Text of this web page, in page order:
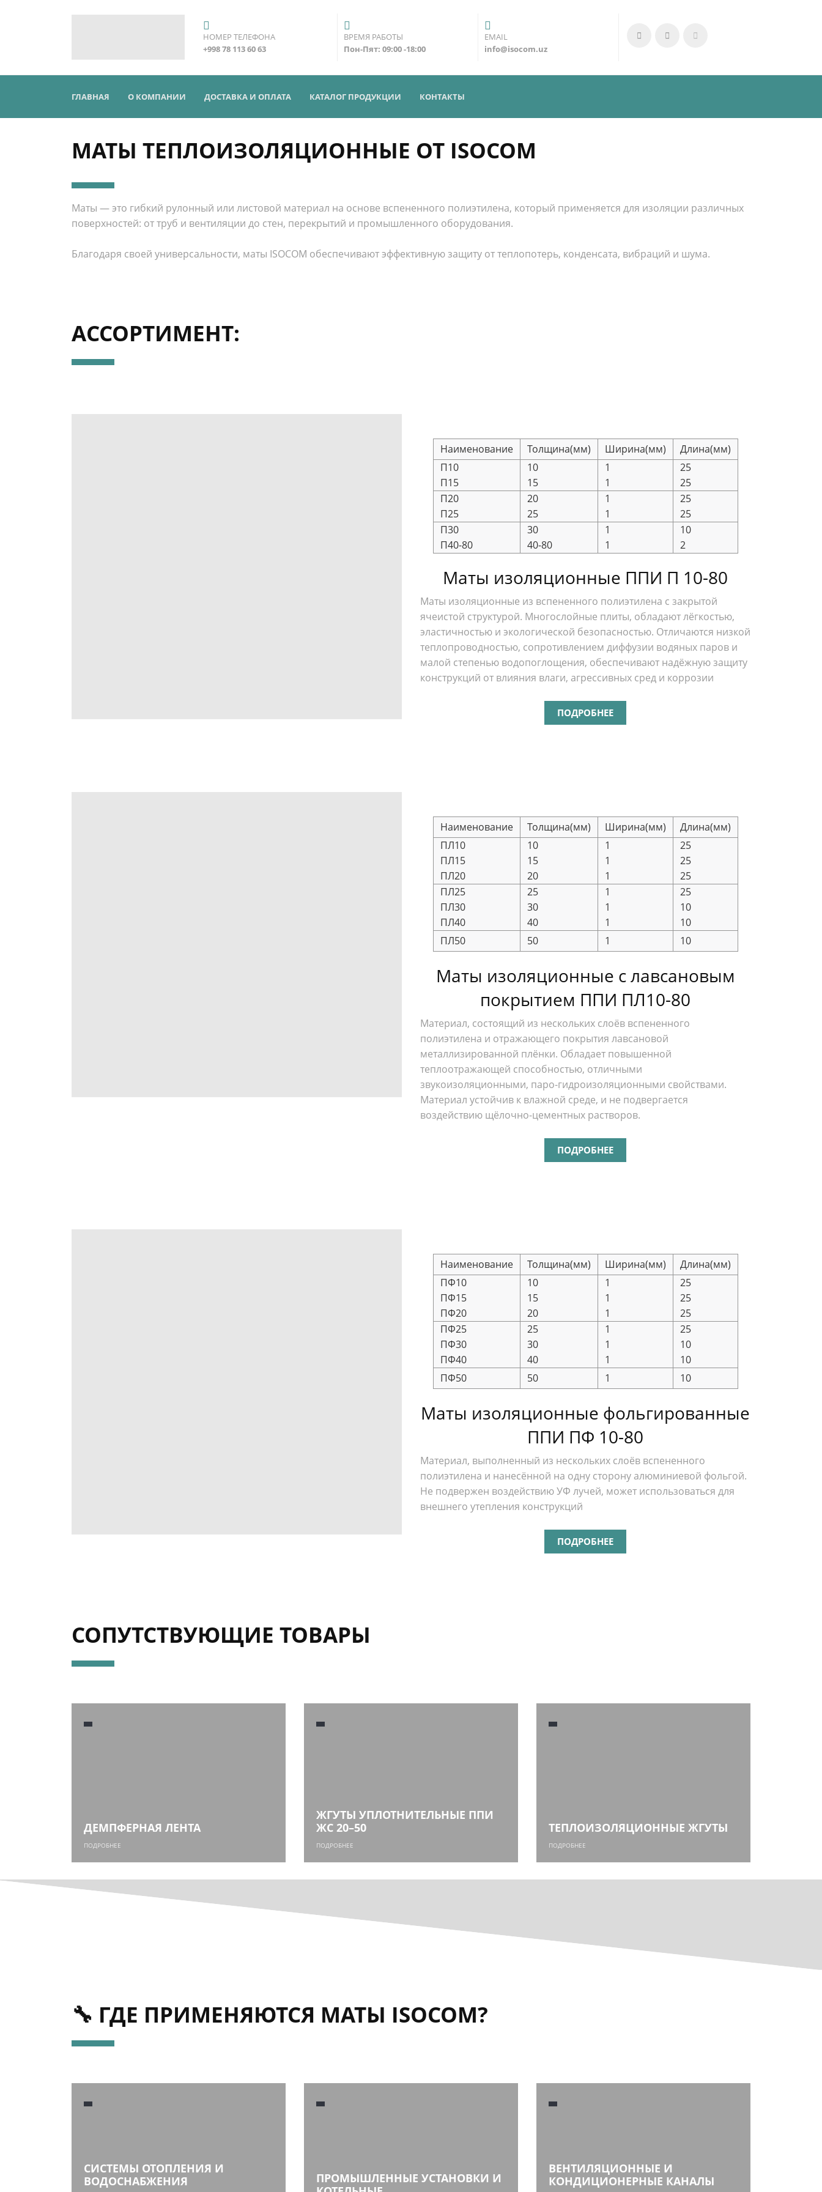
НОМЕР ТЕЛЕФОНА
+998 78 113 60 63
ВРЕМЯ РАБОТЫ
Пон-Пят: 09:00 -18:00
EMAIL
info@isocom.uz
ГЛАВНАЯ О КОМПАНИИ ДОСТАВКА И ОПЛАТА КАТАЛОГ ПРОДУКЦИИ КОНТАКТЫ
МАТЫ ТЕПЛОИЗОЛЯЦИОННЫЕ ОТ ISOCOM
Маты — это гибкий рулонный или листовой материал на основе вспененного полиэтилена, который применяется для изоляции различных
поверхностей: от труб и вентиляции до стен, перекрытий и промышленного оборудования.
Благодаря своей универсальности, маты ISOCOM обеспечивают эффективную защиту от теплопотерь, конденсата, вибраций и шума.
АССОРТИМЕНТ:
Наименование Толщина(мм) Ширина(мм)
Длина(мм)
П10
П15
10
15
1
1
25
25
П20
П25
20
25
1
1
25
25
П30
П40-80
30
40-80
1
1
10
2
Маты изоляционные ППИ П 10-80
Маты изоляционные из вспененного полиэтилена с закрытой
ячеистой структурой. Многослойные плиты, обладают лёгкостью,
эластичностью и экологической безопасностью. Отличаются низкой
теплопроводностью, сопротивлением диффузии водяных паров и
малой степенью водопоглощения, обеспечивают надёжную защиту
конструкций от влияния влаги, агрессивных сред и коррозии
ПОДРОБНЕЕ
Наименование Толщина(мм) Ширина(мм)
Длина(мм)
ПЛ10
ПЛ15
ПЛ20
10
15
20
1
1
1
25
25
25
ПЛ25
ПЛ30
ПЛ40
25
30
40
1
1
1
25
10
10
ПЛ50
50 1 10
Маты изоляционные с лавсановым
покрытием ППИ ПЛ10-80
Материал, состоящий из нескольких слоёв вспененного
полиэтилена и отражающего покрытия лавсановой
металлизированной плёнки. Обладает повышенной
теплоотражающей способностью, отличными
звукоизоляционными, паро-гидроизоляционными свойствами.
Материал устойчив к влажной среде, и не подвергается
воздействию щёлочно-цементных растворов.
ПОДРОБНЕЕ
Наименование Толщина(мм) Ширина(мм)
Длина(мм)
ПФ10
ПФ15
ПФ20
10
15
20
1
1
1
25
25
25
ПФ25
ПФ30
ПФ40
25
30
40
1
1
1
25
10
10
ПФ50
50 1 10
Маты изоляционные фольгированные
ППИ ПФ 10-80
Материал, выполненный из нескольких слоёв вспененного
полиэтилена и нанесённой на одну сторону алюминиевой фольгой.
Не подвержен воздействию УФ лучей, может использоваться для
внешнего утепления конструкций
ПОДРОБНЕЕ
СОПУТСТВУЮЩИЕ ТОВАРЫ
ДЕМПФЕРНАЯ ЛЕНТА
ПОДРОБНЕЕ
ЖГУТЫ УПЛОТНИТЕЛЬНЫЕ ППИ
ЖС 20–50
ПОДРОБНЕЕ
ТЕПЛОИЗОЛЯЦИОННЫЕ ЖГУТЫ
ПОДРОБНЕЕ
🔧 ГДЕ ПРИМЕНЯЮТСЯ МАТЫ ISOCOM?
СИСТЕМЫ ОТОПЛЕНИЯ И
ВОДОСНАБЖЕНИЯ
ПРОМЫШЛЕННЫЕ УСТАНОВКИ И
ВЕНТИЛЯЦИОННЫЕ И
КОНДИЦИОНЕРНЫЕ КАНАЛЫ